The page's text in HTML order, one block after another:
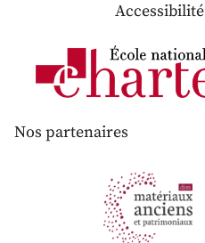
Accessibilité
Nos partenaires